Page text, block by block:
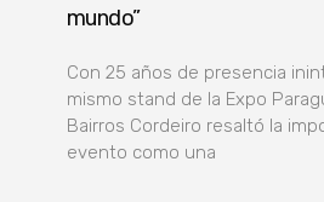
mundo”
Con 25 años de presencia
mismo stand de la Expo
Bairros Cordeiro resaltó la
evento como una